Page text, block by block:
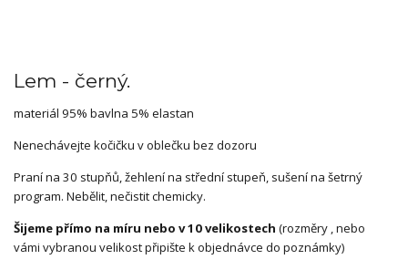
Lem - černý.
materiál 95% bavlna 5% elastan
Nenechávejte kočičku v oblečku bez dozoru
Praní na 30 stupňů, žehlení na střední stupeň, sušení na šetrný
program. Nebělit, nečistit chemicky.
Šijeme přímo na míru nebo v 10 velikostech (rozměry , nebo
vámi vybranou velikost připište k objednávce do poznámky)